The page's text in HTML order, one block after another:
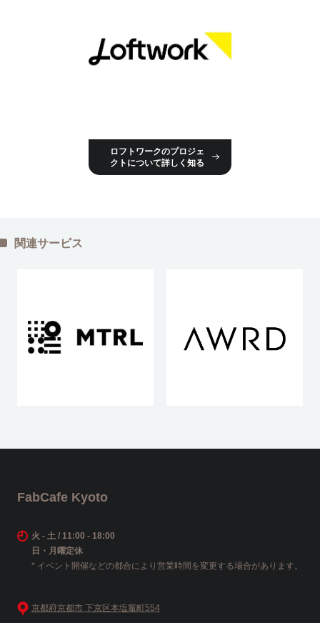
ロフトワークのプロジェ
クトについて詳しく知る
関連サービス
FabCafe Kyoto
火 - 土 / 11:00 - 18:00
日・月曜定休
* イベント開催などの都合により営業時間を変更する場合があります。
京都府京都市 下京区本塩竈町554